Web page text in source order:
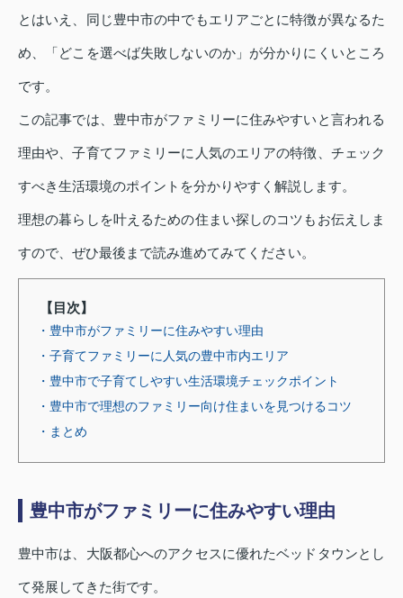
とはいえ、同じ豊中市の中でもエリアごとに特徴が異なるた
め、「どこを選べば失敗しないのか」が分かりにくいところ
です。
この記事では、豊中市がファミリーに住みやすいと言われる
理由や、子育てファミリーに人気のエリアの特徴、チェック
すべき生活環境のポイントを分かりやすく解説します。
理想の暮らしを叶えるための住まい探しのコツもお伝えしま
すので、ぜひ最後まで読み進めてみてください。
【目次】
・豊中市がファミリーに住みやすい理由
・子育てファミリーに人気の豊中市内エリア
・豊中市で子育てしやすい生活環境チェックポイント
・豊中市で理想のファミリー向け住まいを見つけるコツ
・まとめ
豊中市がファミリーに住みやすい理由
豊中市は、大阪都心へのアクセスに優れたベッドタウンとし
て発展してきた街です。